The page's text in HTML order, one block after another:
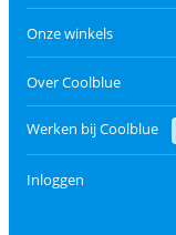
Onze winkels
Over Coolblue
Werken bij Coolblue
Inloggen